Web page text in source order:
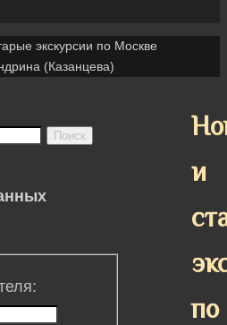
экскурсии по Москве
(Казанцева)
и
по
Поиск